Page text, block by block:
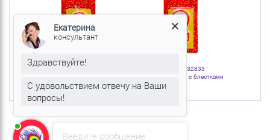
Артикул: 132837
Артикул: 132833
Свеча Цифра Два с блестками
красная окантовка 6 см
Введите сообщение
Екатерина
консультант
Здравствуйте!
С удовольствием отвечу на Ваши
вопросы!